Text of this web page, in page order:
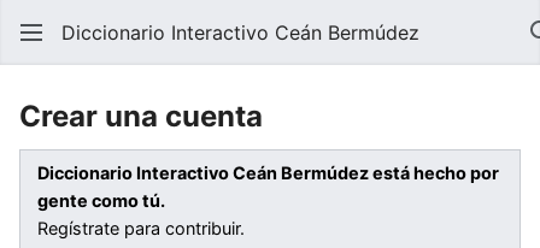
Diccionario Interactivo Ceán Bermúdez
Crear una cuenta
Diccionario Interactivo Ceán Bermúdez está hecho por
gente como tú.
Regístrate para contribuir.